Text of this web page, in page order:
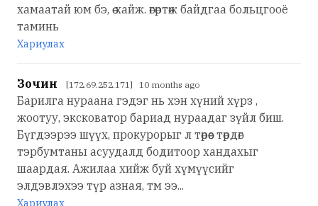
хамаатай юм бэ, өө хайж. өгөртөж байдгаа больцгооё
таминь
Хариулах
Зочин [172.69.252.171] 10 months ago
Барилга нураана гэдэг нь хэн хүний хүрз ,
жоотуу, эксковатор бариад нураадаг зүйл биш.
Бүгдээрээ шүүх, прокурорыг л төрөөс төрдөг
тэрбумтаны асуудалд бодитоор хандахыг
шаардая. Ажилаа хийж буй хүмүүсийг
элдэвлэхээ түр азная, тм ээ...
Хариулах